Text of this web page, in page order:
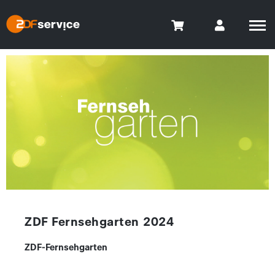
ZDF Fernsehgarten 2024
ZDF-Fernsehgarten